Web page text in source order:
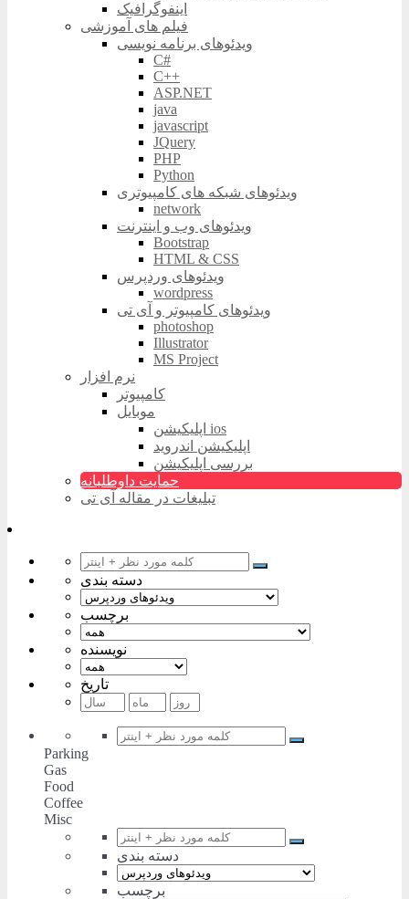
اینفوگرافیک
فیلم های آموزشی
ویدئوهای برنامه نویسی
C#
C++
ASP.NET
java
javascript
JQuery
PHP
Python
ویدئوهای شبکه های کامپیوتری
network
ویدئوهای وب و اینترنت
Bootstrap
HTML & CSS
ویدئوهای وردپرس
wordpress
ویدئوهای کامپیوتر و آی تی
photoshop
Illustrator
MS Project
نرم افزار
کامپیوتر
موبایل
اپلیکیشن ios
اپلیکیشن اندروید
بررسی اپلیکیشن
حمایت داوطلبانه
تبلیغات در مقاله آی تی
دسته بندی
برچسب
نویسنده
تاریخ
Parking
Gas
Food
Coffee
Misc
دسته بندی
برچسب